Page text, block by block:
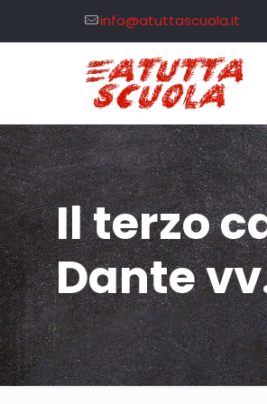
info@atuttascuola.it
Il terzo
Dante